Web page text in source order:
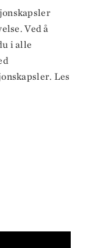
ENGLISH
Ved å
i alle
Les